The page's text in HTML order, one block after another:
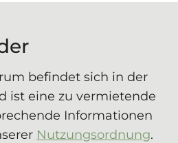
befindet sich in der
ist eine zu vermietende
Informationen
Nutzungsordnung.